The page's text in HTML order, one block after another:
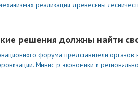
реализации древесины
решения должны найти
форума представители органов
Министр экономики и